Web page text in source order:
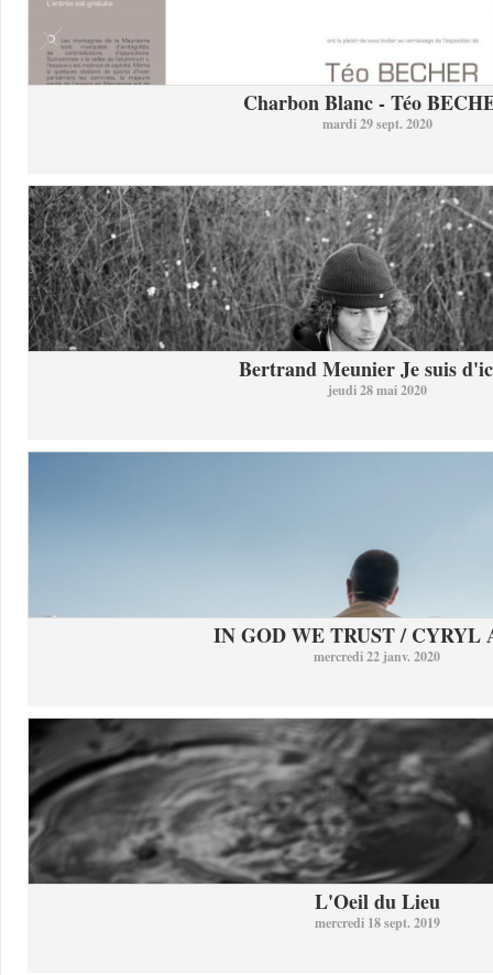
Charbon Blanc - Téo
mardi 29 sept. 2020
Bertrand Meunier Je suis
jeudi 28 mai 2020
IN GOD WE TRUST / CYRYL
mercredi 22 janv. 2020
L'Oeil du Lieu
mercredi 18 sept. 2019